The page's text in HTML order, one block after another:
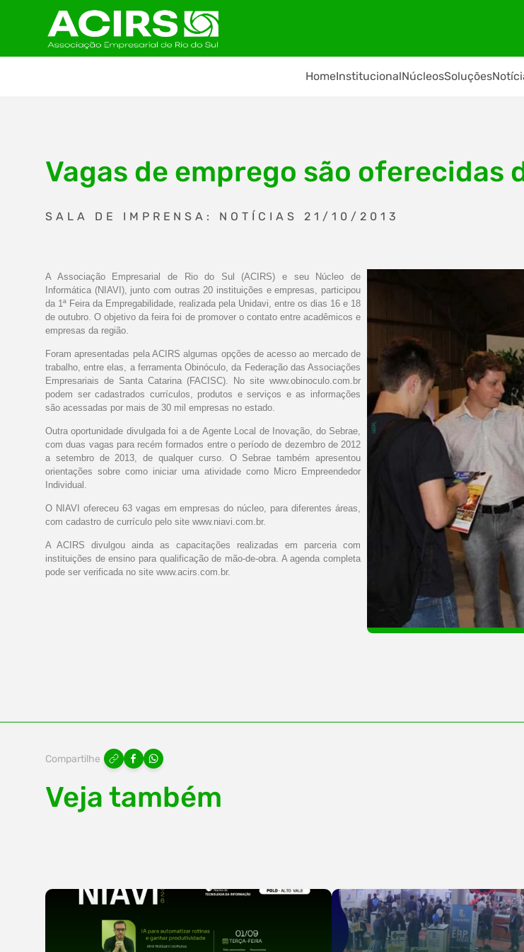
HomeInstitucionalNúcleosSoluções
Vagas de emprego são oferecidas
SALA DE IMPRENSA: NOTÍCIAS 21/10/2013
A Associação Empresarial de Rio do Sul (ACIRS) e seu Núcleo de
Informática (NIAVI), junto com outras 20 instituições e empresas, participou
da 1ª Feira da Empregabilidade, realizada pela Unidavi, entre os dias 16 e 18
de outubro. O objetivo da feira foi de promover o contato entre acadêmicos e
empresas da região.
Foram apresentadas pela ACIRS algumas opções de acesso ao mercado de
trabalho, entre elas, a ferramenta Obinóculo, da Federação das Associações
Empresariais de Santa Catarina (FACISC). No site www.obinoculo.com.br
podem ser cadastrados currículos, produtos e serviços e as informações
são acessadas por mais de 30 mil empresas no estado.
Outra oportunidade divulgada foi a de Agente Local de Inovação, do Sebrae,
com duas vagas para recém formados entre o período de dezembro de 2012
a setembro de 2013, de qualquer curso. O Sebrae também apresentou
orientações sobre como iniciar uma atividade como Micro Empreendedor
Individual.
O NIAVI ofereceu 63 vagas em empresas do núcleo, para diferentes áreas,
com cadastro de currículo pelo site www.niavi.com.br.
A ACIRS divulgou ainda as capacitações realizadas em parceria com
instituições de ensino para qualificação de mão-de-obra. A agenda completa
pode ser verificada no site www.acirs.com.br.
Compartilhe
Veja também